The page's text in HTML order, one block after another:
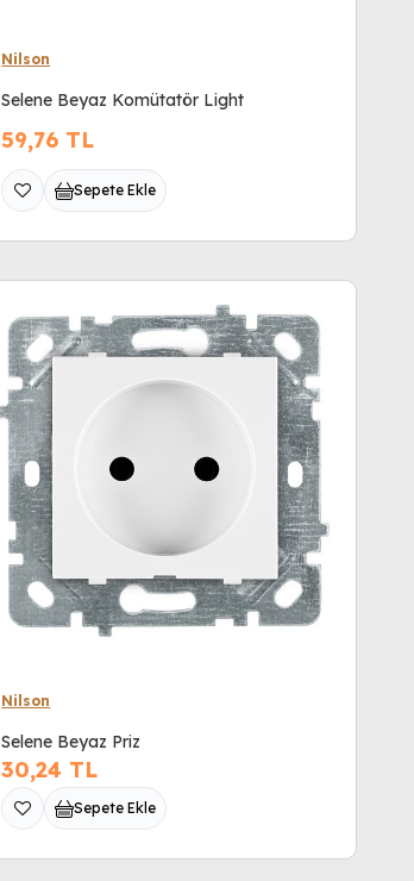
Nilson
Selene Beyaz Komütatör Light
59,76 TL
Sepete Ekle
Nilson
Selene Beyaz Priz
30,24 TL
Sepete Ekle